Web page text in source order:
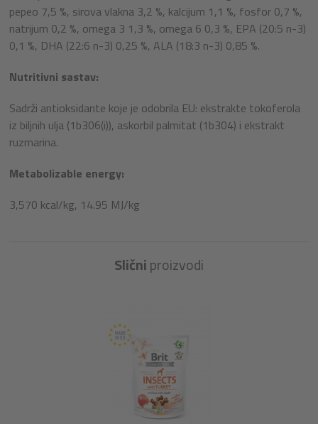
pepeo 7,5 %, sirova vlakna 3,2 %, kalcijum 1,1 %, fosfor 0,7 %,
natrijum 0,2 %, omega 3 1,3 %, omega 6 0,3 %, EPA (20:5 n-3)
0,1 %, DHA (22:6 n-3) 0,25 %, ALA (18:3 n-3) 0,85 %.
Nutritivni sastav:
Sadrži antioksidante koje je odobrila EU: ekstrakte tokoferola
iz biljnih ulja (1b306(i)), askorbil palmitat (1b304) i ekstrakt
ruzmarina.
Metabolizable energy:
3,570 kcal/kg, 14.95 MJ/kg
Sličniproizvodi